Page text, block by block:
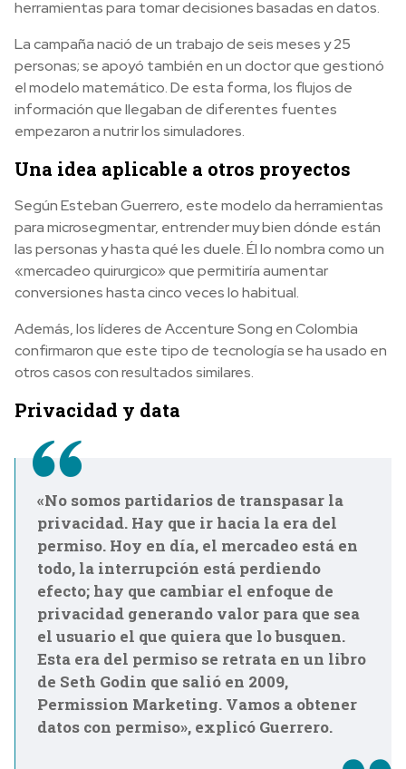
herramientas para tomar decisiones basadas en datos.
La campaña nació de un trabajo de seis meses y 25
personas; se apoyó también en un doctor que gestionó
el modelo matemático. De esta forma, los flujos de
información que llegaban de diferentes fuentes
empezaron a nutrir los simuladores.
Una idea aplicable a otros proyectos
Según Esteban Guerrero, este modelo da herramientas
para microsegmentar, entrender muy bien dónde están
las personas y hasta qué les duele. Él lo nombra como un
«mercadeo quirurgico» que permitiría aumentar
conversiones hasta cinco veces lo habitual.
Además, los líderes de Accenture Song en Colombia
confirmaron que este tipo de tecnología se ha usado en
otros casos con resultados similares.
Privacidad y data
«No somos partidarios de transpasar la
privacidad. Hay que ir hacia la era del
permiso. Hoy en día, el mercadeo está en
todo, la interrupción está perdiendo
efecto; hay que cambiar el enfoque de
privacidad generando valor para que sea
el usuario el que quiera que lo busquen.
Esta era del permiso se retrata en un libro
de Seth Godin que salió en 2009,
Permission Marketing. Vamos a obtener
datos con permiso», explicó Guerrero.